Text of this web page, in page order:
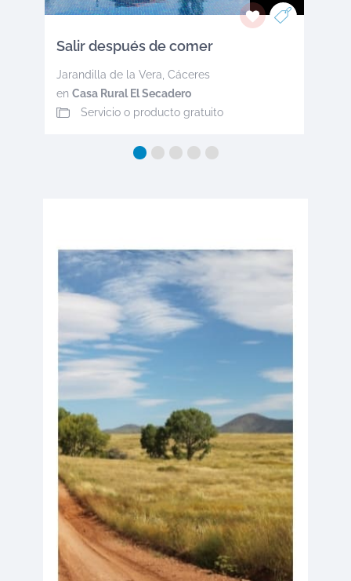
Salir después de comer
Jarandilla de la Vera Cáceres
en Casa Rural El Secadero
Servicio o producto gratuito